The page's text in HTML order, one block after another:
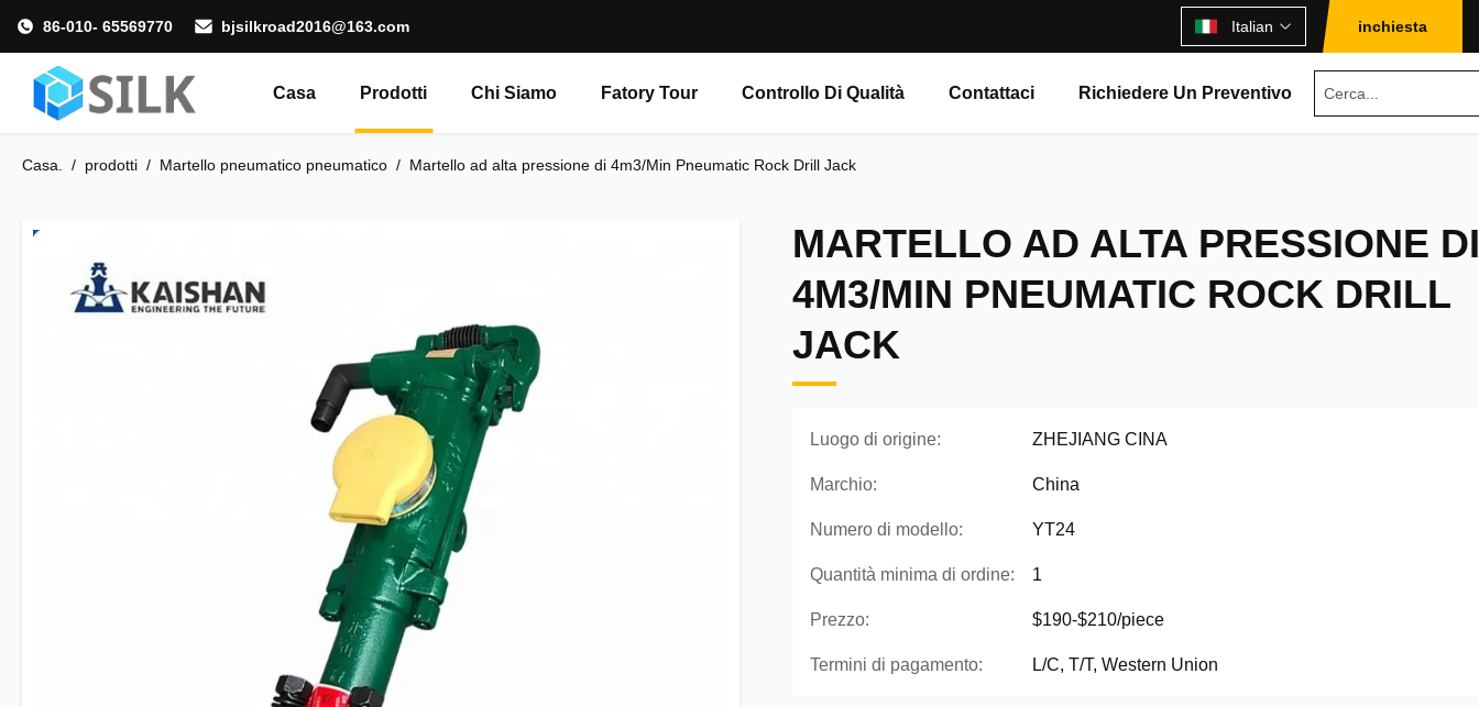
86-010- 65569770 bjsilkroad2016@163.com Italian inchiesta
Casa Prodotti Chi Siamo Fatory Tour Controllo Di Qualità Contattaci Richiedere Un Preventivo
Casa. / prodotti / Martello pneumatico pneumatico / Martello ad alta pressione di 4m3/Min Pneumatic Rock Drill Jack
MARTELLO AD ALTA PRESSIONE DI
4M3/MIN PNEUMATIC ROCK DRILL
JACK
Luogo di origine: ZHEJIANG CINA
Marchio: China
Numero di modello: YT24
Quantità minima di ordine: 1
Prezzo: $190-$210/piece
Termini di pagamento: L/C, T/T, Western Union